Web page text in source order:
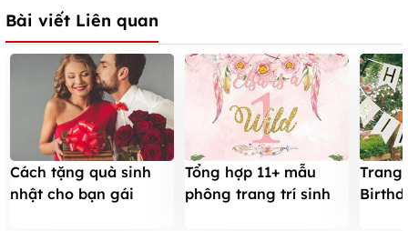
Bài viết Liên quan
Cách tặng quà sinh
nhật cho bạn gái
Tổng hợp 11+ mẫu
phông trang trí sinh
Trang